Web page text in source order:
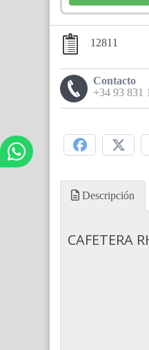
12811
Contacto
+34 93 831
Descripción
CAFETERA